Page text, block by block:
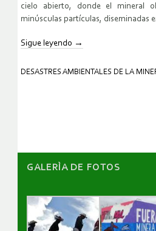
cielo abierto, donde el mineral
minúsculas partículas, diseminadas
Sigue leyendo →
DESASTRES AMBIENTALES DE LA
GALERÌA DE FOTOS